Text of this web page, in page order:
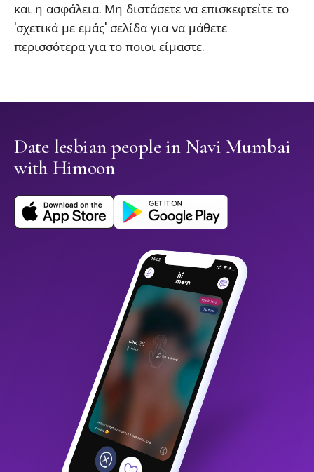
και η ασφάλεια. Μη διστάσετε να επισκεφτείτε το
'σχετικά με εμάς' σελίδα για να μάθετε
περισσότερα για το ποιοι είμαστε.
Date lesbian people in Navi Mumbai
with Himoon